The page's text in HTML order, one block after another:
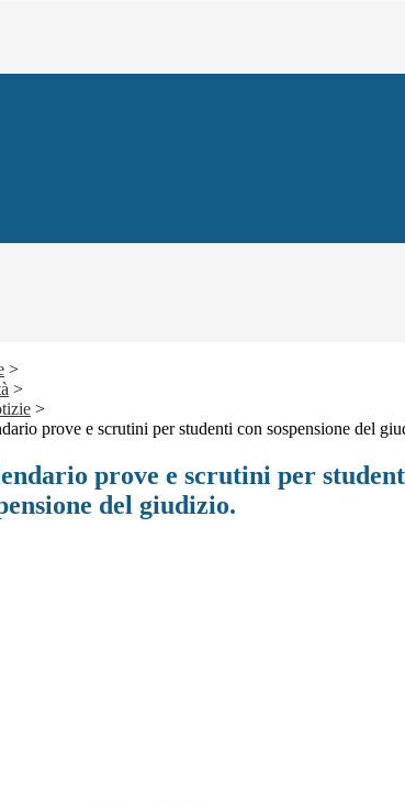
>
>
>
prove e scrutini per studenti con sospensione del
prove e scrutini per
del giudizio.